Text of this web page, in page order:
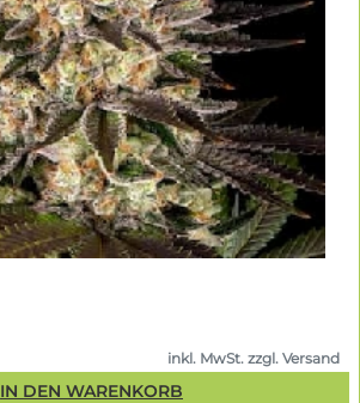
inkl. MwSt. zzgl. Versand
IN DEN WARENKORB